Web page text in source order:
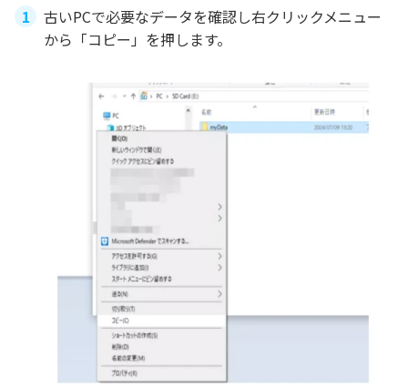
古いPCで必要なデータを確認し右クリックメニュー
から「コピー」を押します。